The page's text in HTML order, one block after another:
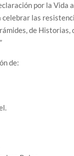
por la Vida
celebrar las
de Historias,
de: